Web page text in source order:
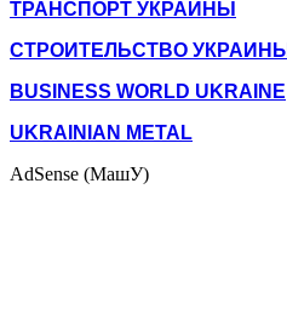
ТРАНСПОРТ УКРАИНЫ
СТРОИТЕЛЬСТВО УКРАИНЫ
BUSINESS WORLD UKRAINE
UKRAINIAN METAL
AdSense (МашУ)